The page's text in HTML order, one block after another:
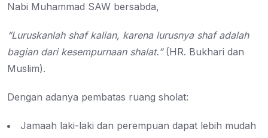
Nabi Muhammad SAW bersabda,
“Luruskanlah shaf kalian, karena lurusnya shaf adalah
bagian dari kesempurnaan shalat.”(HR. Bukhari dan
Muslim).
Dengan adanya pembatas ruang sholat:
Jamaah laki-laki dan perempuan dapat lebih mudah